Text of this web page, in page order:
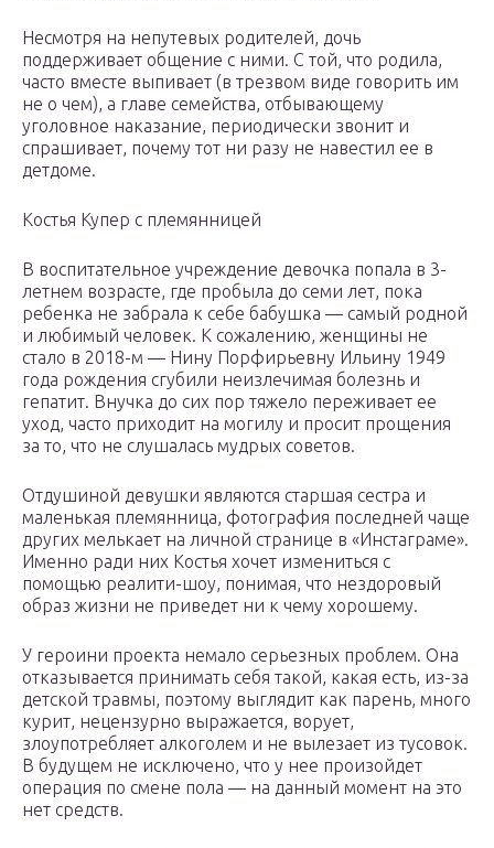
Несмотря на непутевых родителей, дочь
поддерживает общение с ними. С той, что родила,
часто вместе выпивает (в трезвом виде говорить им
не о чем), а главе семейства, отбывающему
уголовное наказание, периодически звонит и
спрашивает, почему тот ни разу не навестил ее в
детдоме.
Костья Купер с племянницей
В воспитательное учреждение девочка попала в 3-
летнем возрасте, где пробыла до семи лет, пока
ребенка не забрала к себе бабушка — самый родной
и любимый человек. К сожалению, женщины не
стало в 2018-м — Нину Порфирьевну Ильину 1949
года рождения сгубили неизлечимая болезнь и
гепатит. Внучка до сих пор тяжело переживает ее
уход, часто приходит на могилу и просит прощения
за то, что не слушалась мудрых советов.
Отдушиной девушки являются старшая сестра и
маленькая племянница, фотография последней чаще
других мелькает на личной странице в «Инстаграме».
Именно ради них Костья хочет измениться с
помощью реалити-шоу, понимая, что нездоровый
образ жизни не приведет ни к чему хорошему.
У героини проекта немало серьезных проблем. Она
отказывается принимать себя такой, какая есть, из-за
детской травмы, поэтому выглядит как парень, много
курит, нецензурно выражается, ворует,
злоупотребляет алкоголем и не вылезает из тусовок.
В будущем не исключено, что у нее произойдет
операция по смене пола — на данный момент на это
нет средств.